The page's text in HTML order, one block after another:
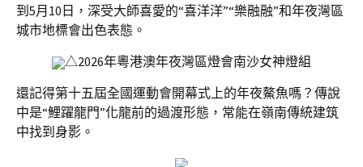
到5月10日，深受大師喜愛的“喜洋洋”“樂融融”和年夜灣區
城市地標會出色表態。
△2026年粵港澳年夜灣區燈會南沙女神燈組
還記得第十五屆全國運動會開幕式上的年夜鰲魚嗎？傳說
中是“鯉躍龍門”化龍前的過渡形態，常能在嶺南傳統建筑
中找到身影。